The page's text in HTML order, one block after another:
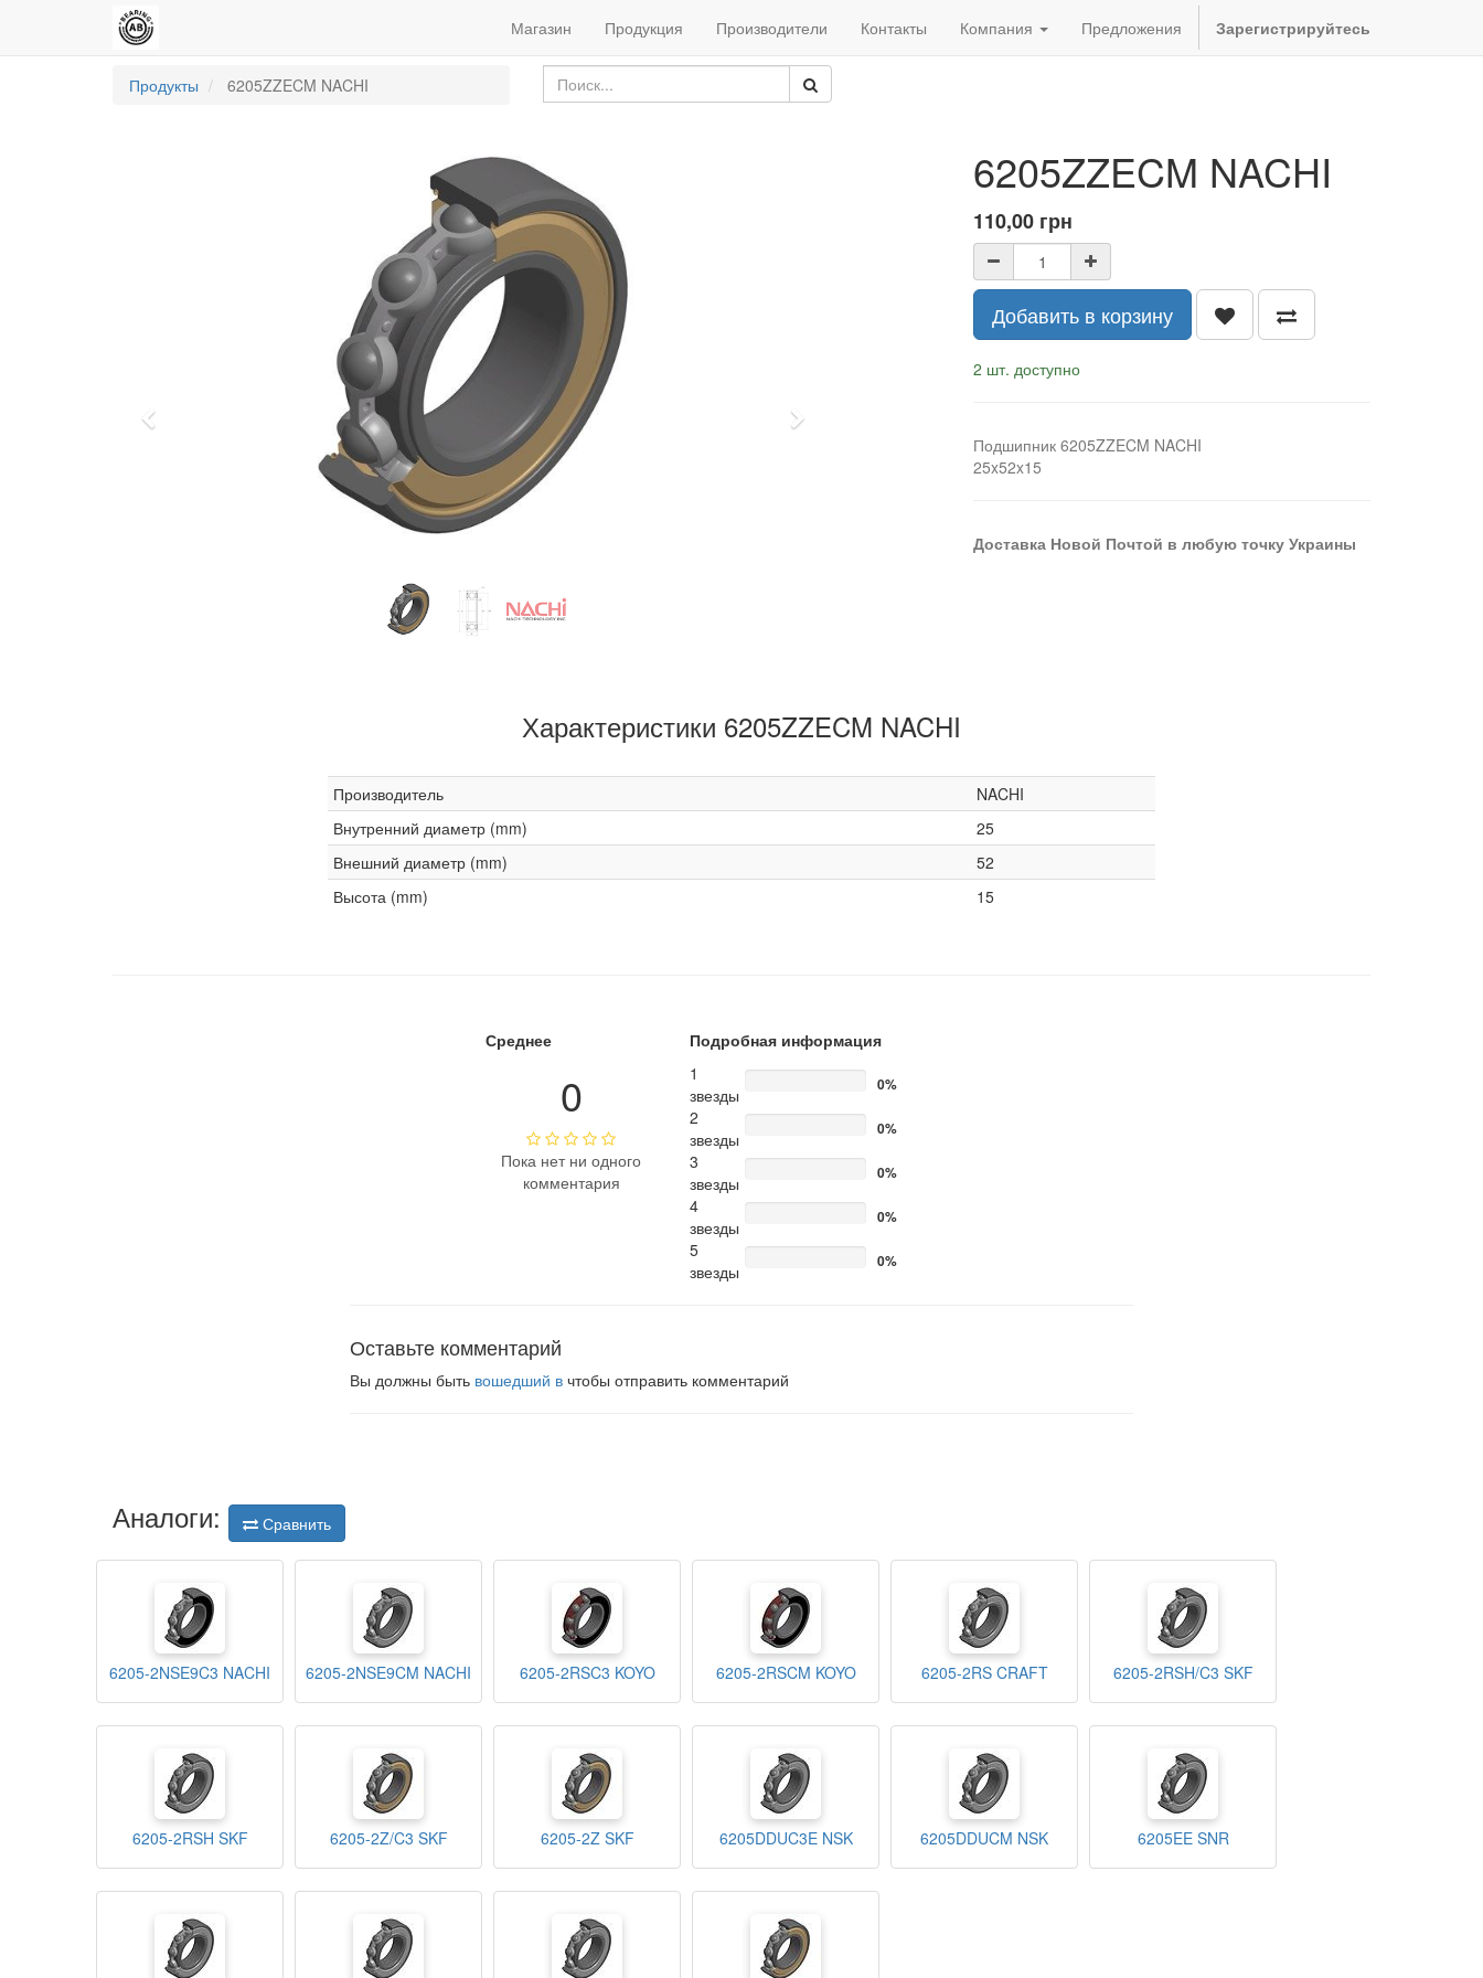
Магазин Продукция Производители Контакты Компания Предложения Зарегистрируйтесь
Продукты 6205ZZECM NACHI
Next
6205ZZECM NACHI
110,00 грн
Добавить в корзину
2 шт. доступно
Подшипник 6205ZZECM NACHI
25x52x15
Доставка Новой Почтой в любую точку Украины
Характеристики 6205ZZECM NACHI
Производитель
NACHI
Внутренний диаметр (mm)
25
Внешний диаметр (mm)
52
Высота (mm)
15
Среднее
0
Пока нет ни одного
комментария
Подробная информация
1
звезды
0%
2
звезды
0%
3
звезды
0%
4
звезды
0%
5
звезды
0%
Оставьте комментарий
Вы должны быть вошедший в чтобы отправить комментарий
Аналоги: Сравнить
6205-2NSE9C3 NACHI 6205-2NSE9CM NACHI 6205-2RSC3 KOYO 6205-2RSCM KOYO 6205-2RS CRAFT 6205-2RSH/C3 SKF
6205-2RSH SKF 6205-2Z/C3 SKF 6205-2Z SKF 6205DDUC3E NSK 6205DDUCM NSK 6205EE SNR